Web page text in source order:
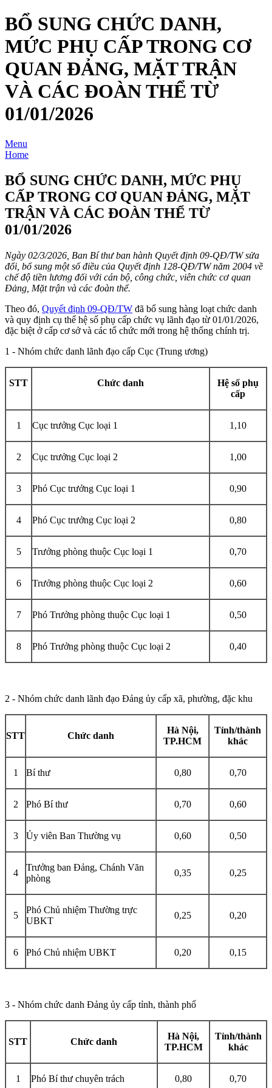
BỔ SUNG CHỨC DANH,
MỨC PHỤ CẤP TRONG CƠ
QUAN ĐẢNG, MẶT TRẬN
VÀ CÁC ĐOÀN THỂ TỪ
01/01/2026
Menu
Home
BỔ SUNG CHỨC DANH, MỨC PHỤ
CẤP TRONG CƠ QUAN ĐẢNG, MẶT
TRẬN VÀ CÁC ĐOÀN THỂ TỪ
01/01/2026
Ngày 02/3/2026, Ban Bí thư ban hành Quyết định 09-QĐ/TW sửa
đổi, bổ sung một số điều của Quyết định 128-QĐ/TW năm 2004 về
chế độ tiền lương đối với cán bộ, công chức, viên chức cơ quan
Đảng, Mặt trận và các đoàn thể.
Theo đó, Quyết định 09-QĐ/TW đã bổ sung hàng loạt chức danh
và quy định cụ thể hệ số phụ cấp chức vụ lãnh đạo từ 01/01/2026,
đặc biệt ở cấp cơ sở và các tổ chức mới trong hệ thống chính trị.
1 - Nhóm chức danh lãnh đạo cấp Cục (Trung ương)
STT Chức danh
Hệ số phụ
cấp
1 Cục trưởng Cục loại 1 1,10
2 Cục trưởng Cục loại 2 1,00
3 Phó Cục trưởng Cục loại 1 0,90
4 Phó Cục trưởng Cục loại 2 0,80
5 Trưởng phòng thuộc Cục loại 1 0,70
6 Trưởng phòng thuộc Cục loại 2 0,60
7 Phó Trưởng phòng thuộc Cục loại 1 0,50
8 Phó Trưởng phòng thuộc Cục loại 2 0,40
2 - Nhóm chức danh lãnh đạo Đảng ủy cấp xã, phường, đặc khu
STT Chức danh
Hà Nội,
TP.HCM
Tỉnh/thành
khác
1 Bí thư 0,80 0,70
2 Phó Bí thư 0,70 0,60
3 Ủy viên Ban Thường vụ 0,60 0,50
4
Trưởng ban Đảng, Chánh Văn
phòng
0,35 0,25
5
Phó Chủ nhiệm Thường trực
UBKT
0,25 0,20
6 Phó Chủ nhiệm UBKT 0,20 0,15
3 - Nhóm chức danh Đảng ủy cấp tỉnh, thành phố
STT Chức danh
Hà Nội,
TP.HCM
Tỉnh/thành
khác
1 Phó Bí thư chuyên trách 0,80 0,70